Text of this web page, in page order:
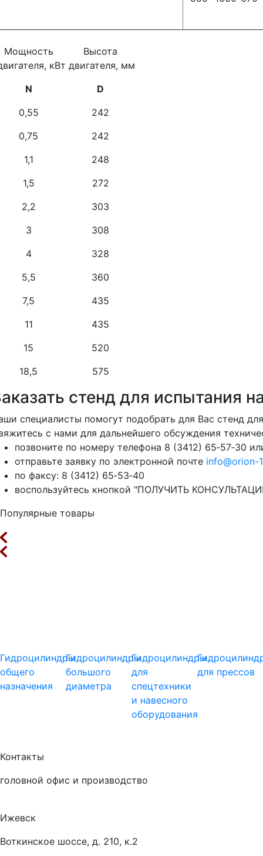
Мощность
кВт
N
Высота
двигателя, мм
D
0,55
242
0,75
242
1,1
248
1,5
272
2,2
303
3
308
4
328
5,5
360
7,5
435
11
435
15
520
18,5
575
стенд для испытания
специалисты помогут подобрать для Вас стенд
с нами для дальнейшего обсуждения
позвоните по номеру телефона 8 (3412) 65‑57‑30
отправьте заявку по электронной почте info@orion-
по факсу: 8 (3412) 65‑53‑40
воспользуйтесь кнопкой "ПОЛУЧИТЬ
Популярные товары
Гидроцилиндры
общего
назначения
Гидроцилиндры
большого
диаметра
Гидроцилиндры
для
спецтехники
и навесного
оборудования
для прессов
Контакты
головной офис и производство
Ижевск
Воткинское шоссе, д. 210, к.2